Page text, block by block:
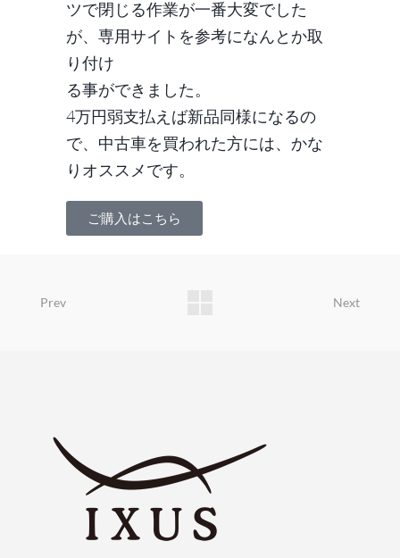
ツで閉じる作業が一番大変でした
が、専用サイトを参考になんとか取
り付け
る事ができました。
4万円弱支払えば新品同様になるの
で、中古車を買われた方には、かな
りオススメです。
ご購入はこちら
Prev Next